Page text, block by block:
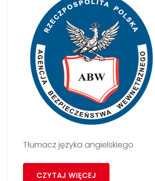
Tłumacz języka angielskiego
CZYTAJ WIĘCEJ